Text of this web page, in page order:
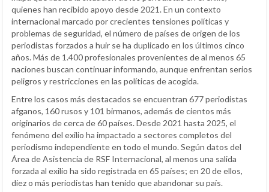
quienes han recibido apoyo desde 2021. En un contexto
internacional marcado por crecientes tensiones políticas y
problemas de seguridad, el número de países de origen de los
periodistas forzados a huir se ha duplicado en los últimos cinco
años. Más de 1.400 profesionales provenientes de al menos 65
naciones buscan continuar informando, aunque enfrentan serios
peligros y restricciones en las políticas de acogida.
Entre los casos más destacados se encuentran 677 periodistas
afganos, 160 rusos y 101 birmanos, además de cientos más
originarios de cerca de 60 países. Desde 2021 hasta 2025, el
fenómeno del exilio ha impactado a sectores completos del
periodismo independiente en todo el mundo. Según datos del
Área de Asistencia de RSF Internacional, al menos una salida
forzada al exilio ha sido registrada en 65 países; en 20 de ellos,
diez o más periodistas han tenido que abandonar su país.